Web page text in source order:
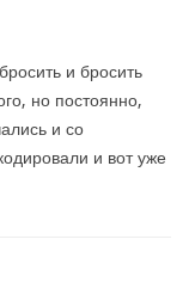
и бросить
но постоянно,
и со
и вот уже